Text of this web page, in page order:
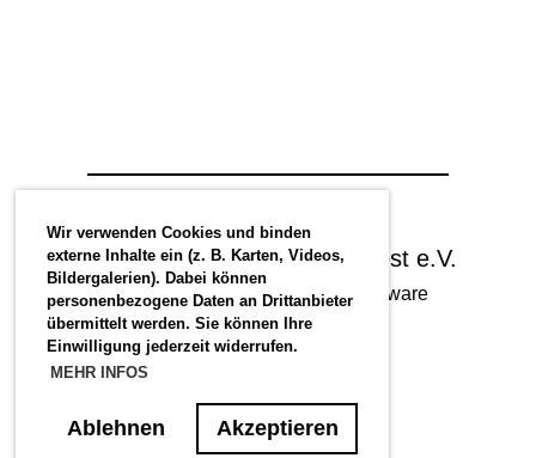
Wir verwenden Cookies und binden
externe Inhalte ein (z. B. Karten, Videos,
Bildergalerien). Dabei können
personenbezogene Daten an Drittanbieter
übermittelt werden. Sie können Ihre
Einwilligung jederzeit widerrufen.
MEHR INFOS
Ablehnen Akzeptieren
© Radsportverein Hansa Soest e.V.
Erstellt mit ClubDesk Vereinssoftware
Impressum
Datenschutz